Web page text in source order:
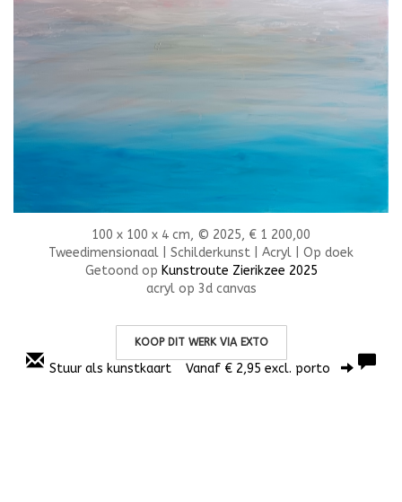
100 x 100 x 4 cm, © 2025, € 1 200,00
Tweedimensionaal | Schilderkunst | Acryl | Op doek
Getoond op Kunstroute Zierikzee 2025
acryl op 3d canvas
KOOP DIT WERK VIA EXTO
Stuur als kunstkaart Vanaf € 2,95 excl. porto